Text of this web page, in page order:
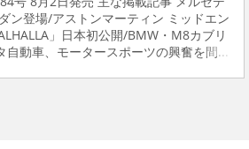
ン登場/アストンマーティン ミッドエン
」日本初公開/BMW・M8カブリ
自動車、モータースポーツの興奮を間...